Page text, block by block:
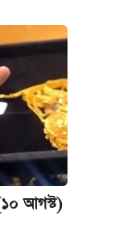
ম্যাক্সের
করবেন
জানা গেল
আগস্ট)